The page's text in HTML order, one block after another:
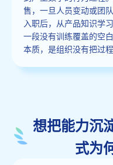
售，一旦人员变动或团
入职后，从产品知识学
一段没有训练覆盖的空
本质，是组织没有把过
想把能力沉
式为